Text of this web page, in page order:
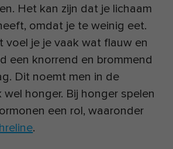
Het kan zijn dat je lichaam
omdat je te weinig eet.
voel je je vaak wat flauw en
een knorrend en brommend
Dit noemt men in de
honger. Bij honger spelen
een rol, waaronder
.